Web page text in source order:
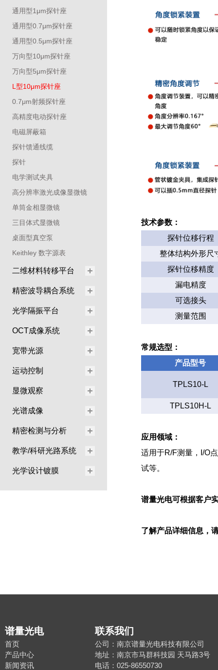
通用型1μm探针座
通用型0.7μm探针座
通用型0.5μm探针座
万向型10μm探针座
万向型5μm探针座
L型10μm探针座
0.7μm射频探针座
高精度电动探针座
电磁屏蔽箱
探针馈通线缆
探针
电学测试夹具
高分辨率激光成像显微镜
单筒金相显微镜
三目体式显微镜
桌面型真空泵
Keithley 数字源表
二维材料转移平台
精密波导耦合系统
光学隔振平台
OCT成像系统
宽带光源
运动控制
显微观察
光谱成像
精密检测与分析
教学/科研光路系统
光学设计镀膜
技术参数：
探针位移行程
整体结构外形尺
探针位移精度
漏电精度
可选接头
测量范围
常规选型：
产品型号
TPLS10-L
TPLS10H-L
应用领域：
适用于R/F测量，I/O
试等。
谱量光电可根据客户
了解产品详细信息，
谱量光电
首页
产品中心
新闻资讯
联系我们
公司：南京谱量光电科技有限公司
地址：南京市马群科技园 天马路3号
电话：025-86550730